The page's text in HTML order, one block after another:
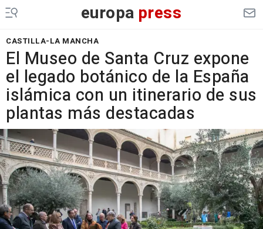
europa press
CASTILLA-LA MANCHA
El Museo de Santa Cruz expone
el legado botánico de la España
islámica con un itinerario de sus
plantas más destacadas